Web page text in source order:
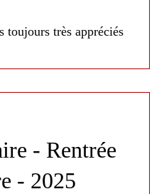
offre un livre aux
toujours très appréciés
- Rentrée
- 2025